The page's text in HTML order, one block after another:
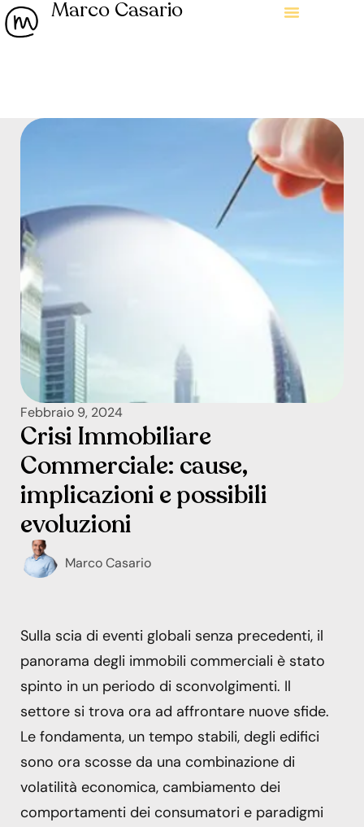
Marco Casario
Febbraio 9, 2024
Crisi Immobiliare
Commerciale: cause,
implicazioni e possibili
evoluzioni
Marco Casario
Sulla scia di eventi globali senza precedenti, il
panorama degli immobili commerciali è stato
spinto in un periodo di sconvolgimenti. Il
settore si trova ora ad affrontare nuove sfide.
Le fondamenta, un tempo stabili, degli edifici
sono ora scosse da una combinazione di
volatilità economica, cambiamento dei
comportamenti dei consumatori e paradigmi